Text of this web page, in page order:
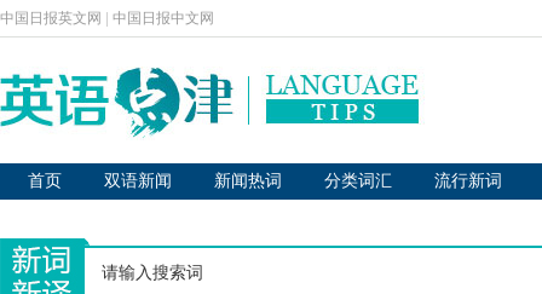
中国日报英文网 中国日报中文网
首页 双语新闻 新闻热词 分类词汇 流行新词